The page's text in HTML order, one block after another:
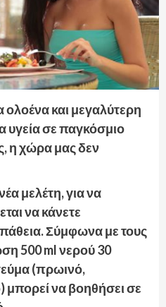
ολοένα και μεγαλύτερη
υγεία σε παγκόσμιο
η χώρα μας δεν
μελέτη, για να
να κάνετε
Σύμφωνα με τους
500 ml νερού 30
(πρωινό,
μπορεί να βοηθήσει σε